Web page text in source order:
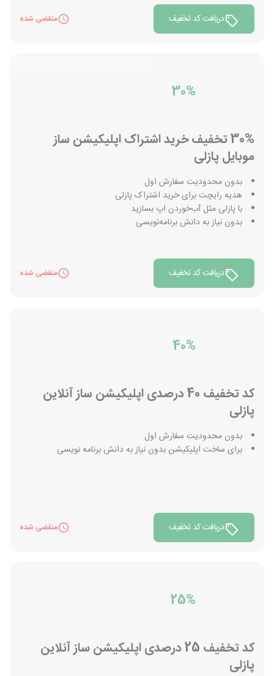
دریافت کد تخفیف منقضی شده
30%
30% تخفیف خرید اشتراک اپلیکیشن ساز
موبایل پازلی
بدون محدودیت سفارش اول
هدیه رایچت برای خرید اشتراک پازلی
با پازلی مثل آب‌خوردن اپ بسازید
بدون نیاز به دانش برنامه‌نویسی
دریافت کد تخفیف منقضی شده
40%
کد تخفیف 40 درصدی اپلیکیشن ساز آنلاین
پازلی
بدون محدودیت سفارش اول
برای ساخت اپلیکیشن بدون نیاز به دانش برنامه نویسی
دریافت کد تخفیف منقضی شده
25%
کد تخفیف 25 درصدی اپلیکیشن ساز آنلاین
پازلی